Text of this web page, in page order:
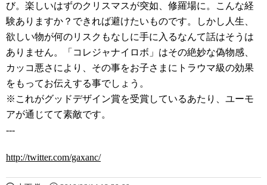
び。楽しいはずのクリスマスが突如、修羅場に。こんな経
験ありますか？できれば避けたいものです。しかし人生、
欲しい物が何のリスクもなしに手に入るなんて話はそうは
ありません。「コレジャナイロボ」はその絶妙な偽物感、
カッコ悪さにより、その事をお子さまにトラウマ級の効果
をもってお伝えする事でしょう。
※これがグッドデザイン賞を受賞しているあたり、ユーモ
アが通じてて素敵です。
---
http://twitter.com/gaxanc/